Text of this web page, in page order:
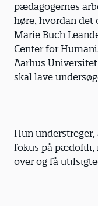
pædagogernes
høre, hvordan det
Marie Buch
Center for
Aarhus
skal lave
Hun
fokus på pædofili,
over og få